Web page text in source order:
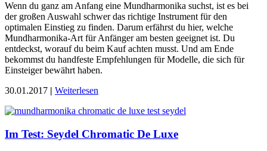
Wenn du ganz am Anfang eine Mundharmonika suchst, ist es bei
der großen Auswahl schwer das richtige Instrument für den
optimalen Einstieg zu finden. Darum erfährst du hier, welche
Mundharmonika-Art für Anfänger am besten geeignet ist. Du
entdeckst, worauf du beim Kauf achten musst. Und am Ende
bekommst du handfeste Empfehlungen für Modelle, die sich für
Einsteiger bewährt haben.
30.01.2017 | Weiterlesen
Im Test: Seydel Chromatic De Luxe